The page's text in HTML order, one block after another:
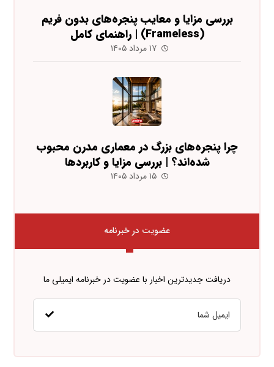
بررسی مزایا و معایب پنجره‌های بدون فریم
(Frameless) | راهنمای کامل
۱۷ مرداد ۱۴۰۵
چرا پنجره‌های بزرگ در معماری مدرن محبوب
شده‌اند؟ | بررسی مزایا و کاربردها
۱۵ مرداد ۱۴۰۵
عضویت در خبرنامه
دریافت جدیدترین اخبار با عضویت در خبرنامه ایمیلی ما